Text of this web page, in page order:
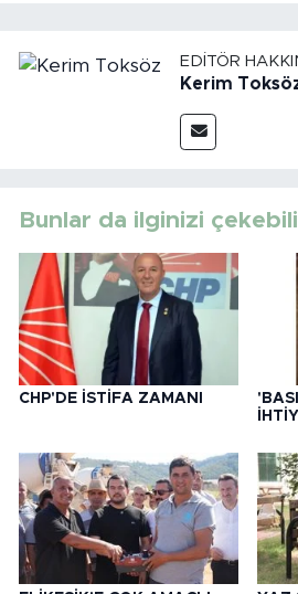
EDITÖR
Kerim
Bunlar da ilginizi
CHP'DE İSTİFA ZAMANI